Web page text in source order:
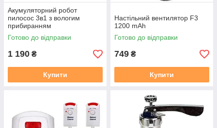
Акумуляторний робот
пилосос 3в1 з вологим
прибиранням
Готово до відправки
1 190 ₴
Купити
Настільний вентилятор F3
1200 mAh
Готово до відправки
749 ₴
Купити